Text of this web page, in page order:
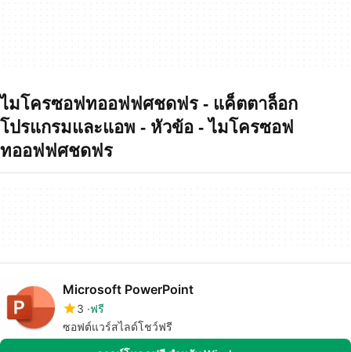
ไมโครซอฟทออฟฟศชดฟร - แค็ตตาล็อก
โปรแกรมและแอพ - หัวข้อ - ไมโครซอฟ
ทออฟฟศชดฟร
Microsoft PowerPoint
3 ฟรี
ซอฟต์แวร์สไลด์โชว์ฟรี